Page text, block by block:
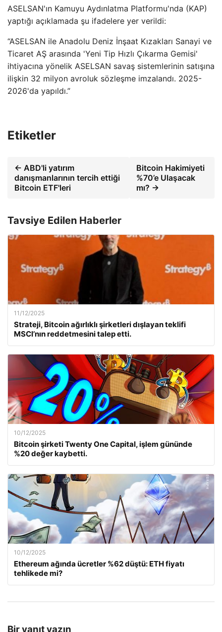
ASELSAN'ın Kamuyu Aydınlatma Platformu'nda (KAP)
yaptığı açıklamada şu ifadelere yer verildi:
“ASELSAN ile Anadolu Deniz İnşaat Kızakları Sanayi ve
Ticaret AŞ arasında 'Yeni Tip Hızlı Çıkarma Gemisi'
ihtiyacına yönelik ASELSAN savaş sistemlerinin satışına
ilişkin 32 milyon avroluk sözleşme imzalandı. 2025-
2026'da yapıldı.”
Etiketler
← ABD'li yatırım
danışmanlarının tercih ettiği
Bitcoin ETF'leri
Bitcoin Hakimiyeti
%70’e Ulaşacak
mı? →
Tavsiye Edilen Haberler
11/12/2025
Strateji, Bitcoin ağırlıklı şirketleri dışlayan teklifi
MSCI’nın reddetmesini talep etti.
10/12/2025
Bitcoin şirketi Twenty One Capital, işlem gününde
%20 değer kaybetti.
10/12/2025
Ethereum ağında ücretler %62 düştü: ETH fiyatı
tehlikede mi?
Bir yanıt yazın